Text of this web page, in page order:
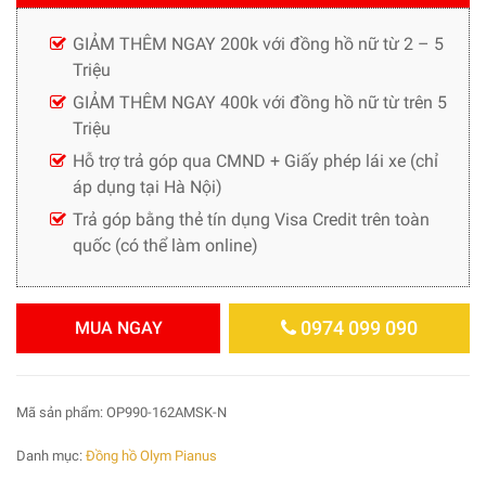
GIẢM THÊM NGAY 200k với đồng hồ nữ từ 2 – 5
Triệu
GIẢM THÊM NGAY 400k với đồng hồ nữ từ trên 5
Triệu
Hỗ trợ trả góp qua CMND + Giấy phép lái xe (chỉ
áp dụng tại Hà Nội)
Trả góp bằng thẻ tín dụng Visa Credit trên toàn
quốc (có thể làm online)
MUA NGAY 0974 099 090
Mã sản phẩm: OP990-162AMSK-N
Danh mục: Đồng hồ Olym Pianus